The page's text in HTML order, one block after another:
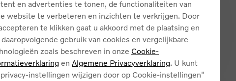
Terug naar boven
KOPEN
Onze wagens
Stockwagens
DIENSTEN
Aircocheck
Seizoenscheck
OVER ONS
Contact
Openingsuren
en advertenties te tonen, de functionaliteiten van
website te verbeteren en inzichten te verkrijgen. Door
te klikken gaat u akkoord met de plaatsing en
gebruik van cookies en vergelijkbare
zoals beschreven in onze Cookie-
en Algemene Privacyverklaring. U kunt
instellingen wijzigen door op Cookie-instellingen"